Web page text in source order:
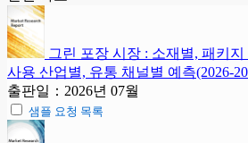
그린 포장 시장 : 소재별, 패키
사용 산업별, 유통 채널별 예측(2026-
출판일：2026년 07월
샘플 요청 목록